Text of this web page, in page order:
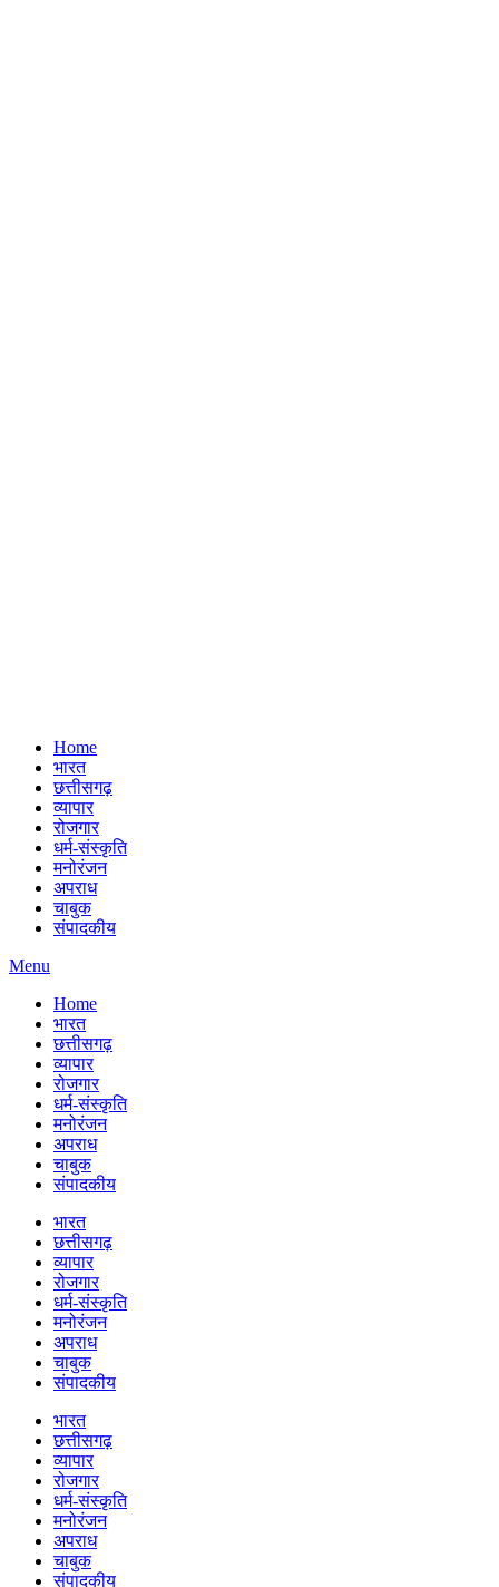
Home
भारत
छत्तीसगढ़
व्यापार
रोजगार
धर्म-संस्कृति
मनोरंजन
अपराध
चाबुक
संपादकीय
Menu
Home
भारत
छत्तीसगढ़
व्यापार
रोजगार
धर्म-संस्कृति
मनोरंजन
अपराध
चाबुक
संपादकीय
भारत
छत्तीसगढ़
व्यापार
रोजगार
धर्म-संस्कृति
मनोरंजन
अपराध
चाबुक
संपादकीय
भारत
छत्तीसगढ़
व्यापार
रोजगार
धर्म-संस्कृति
मनोरंजन
अपराध
चाबुक
संपादकीय